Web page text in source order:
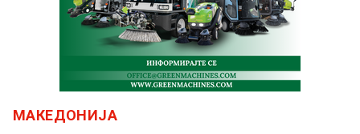
МАКЕДОНИЈА